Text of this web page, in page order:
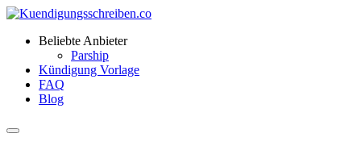
Beliebte Anbieter
Parship
Kündigung Vorlage
FAQ
Blog